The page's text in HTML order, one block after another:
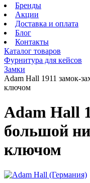
Бренды
Акции
Доставка и оплата
Блог
Контакты
Каталог товаров
Фурнитура для кейсов
Замки
Adam Hall 1911 замок-
ключом
Adam Hall
большой
ключом